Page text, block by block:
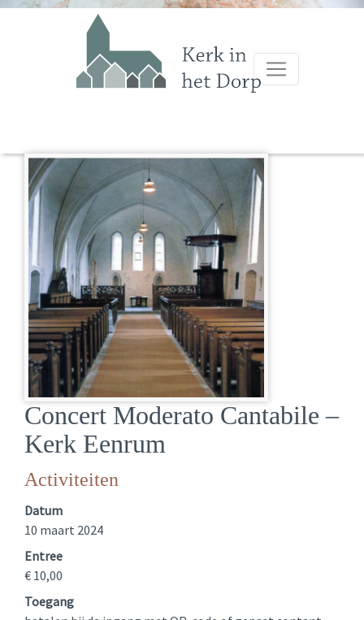
Concert Moderato Cantabile –
Kerk Eenrum
Activiteiten
Datum
10 maart 2024
Entree
€ 10,00
Toegang